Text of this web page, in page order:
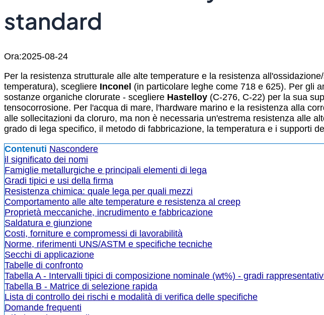
standard
Ora:2025-08-24
Per la resistenza strutturale alle alte temperature e la resistenza
temperatura), scegliere Inconel (in particolare leghe come 718 e 625). Per gli
sostanze organiche clorurate - scegliere Hastelloy (C-276, C-22) per la sua
tensocorrosione. Per l'acqua di mare, l'hardware marino e la resistenza alla
alle sollecitazioni da cloruro, ma non è necessaria un'estrema resistenza alle
grado di lega specifico, il metodo di fabbricazione, la temperatura e i supporti
Contenuti Nascondere
il significato dei nomi
Famiglie metallurgiche e principali elementi di lega
Gradi tipici e usi della firma
Resistenza chimica: quale lega per quali mezzi
Comportamento alle alte temperature e resistenza al creep
Proprietà meccaniche, incrudimento e fabbricazione
Saldatura e giunzione
Costi, forniture e compromessi di lavorabilità
Norme, riferimenti UNS/ASTM e specifiche tecniche
Secchi di applicazione
Tabelle di confronto
Tabella A - Intervalli tipici di composizione nominale (wt%) - gradi
Tabella B - Matrice di selezione rapida
Lista di controllo dei rischi e modalità di verifica delle specifiche
Domande frequenti